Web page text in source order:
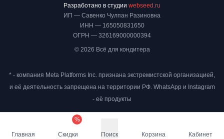
ИП — Савенко Чулпан Разиновна
ИНН — 165050831650
ОГРН — 326169000000394
© 2026 Всё для кондитера
Разработано в студии webseed.ru
* - компания Meta Platforms Inc. признана экстремистской организацией,
и её деятельность запрещена на территории РФ. WhatsApp и Instagram
- её продукты
Главная
%
Скидки Поиск Корзина Кабинет